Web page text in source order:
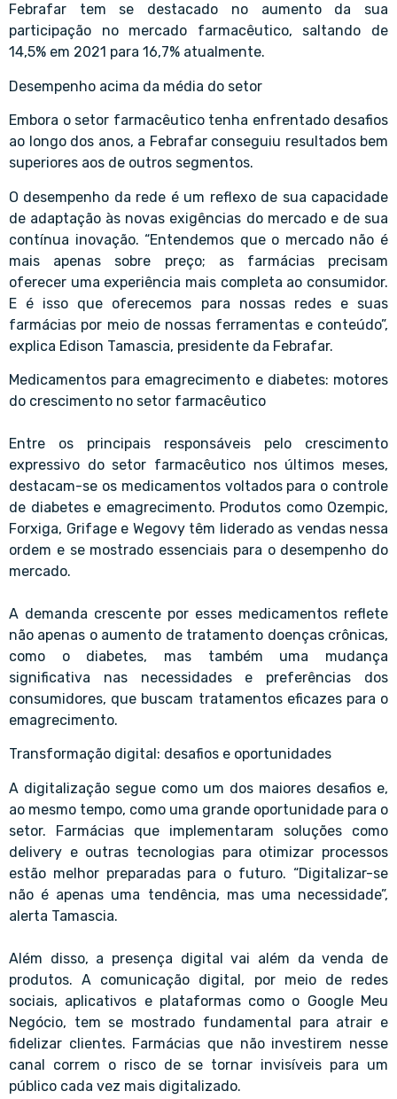
Febrafar tem se destacado no aumento da sua
participação no mercado farmacêutico, saltando de
14,5% em 2021 para 16,7% atualmente.
Desempenho acima da média do setor
Embora o setor farmacêutico tenha enfrentado desafios
ao longo dos anos, a Febrafar conseguiu resultados bem
superiores aos de outros segmentos.
O desempenho da rede é um reflexo de sua capacidade
de adaptação às novas exigências do mercado e de sua
contínua inovação. “Entendemos que o mercado não é
mais apenas sobre preço; as farmácias precisam
oferecer uma experiência mais completa ao consumidor.
E é isso que oferecemos para nossas redes e suas
farmácias por meio de nossas ferramentas e conteúdo”,
explica Edison Tamascia, presidente da Febrafar.
Medicamentos para emagrecimento e diabetes: motores
do crescimento no setor farmacêutico
Entre os principais responsáveis pelo crescimento
expressivo do setor farmacêutico nos últimos meses,
destacam-se os medicamentos voltados para o controle
de diabetes e emagrecimento. Produtos como Ozempic,
Forxiga, Grifage e Wegovy têm liderado as vendas nessa
ordem e se mostrado essenciais para o desempenho do
mercado.
A demanda crescente por esses medicamentos reflete
não apenas o aumento de tratamento doenças crônicas,
como o diabetes, mas também uma mudança
significativa nas necessidades e preferências dos
consumidores, que buscam tratamentos eficazes para o
emagrecimento.
Transformação digital: desafios e oportunidades
A digitalização segue como um dos maiores desafios e,
ao mesmo tempo, como uma grande oportunidade para o
setor. Farmácias que implementaram soluções como
delivery e outras tecnologias para otimizar processos
estão melhor preparadas para o futuro. “Digitalizar-se
não é apenas uma tendência, mas uma necessidade”,
alerta Tamascia.
Além disso, a presença digital vai além da venda de
produtos. A comunicação digital, por meio de redes
sociais, aplicativos e plataformas como o Google Meu
Negócio, tem se mostrado fundamental para atrair e
fidelizar clientes. Farmácias que não investirem nesse
canal correm o risco de se tornar invisíveis para um
público cada vez mais digitalizado.